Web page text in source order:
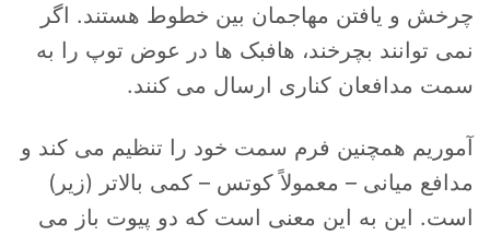
چرخش و یافتن مهاجمان بین خطوط هستند. اگر
نمی توانند بچرخند، هافبک ها در عوض توپ را به
سمت مدافعان کناری ارسال می کنند.
آموریم همچنین فرم سمت خود را تنظیم می کند و
مدافع میانی – معمولاً کوتس – کمی بالاتر (زیر)
است. این به این معنی است که دو پیوت باز می